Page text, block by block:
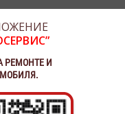
РЕМОНТЕ И